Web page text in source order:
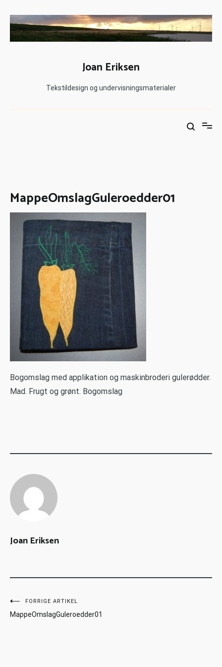
Joan Eriksen
Tekstildesign og undervisningsmaterialer
MappeOmslagGuleroedder01
Bogomslag med applikation og maskinbroderi gulerødder.
Mad. Frugt og grønt. Bogomslag
Joan Eriksen
FORRIGE ARTIKEL
MappeOmslagGuleroedder01